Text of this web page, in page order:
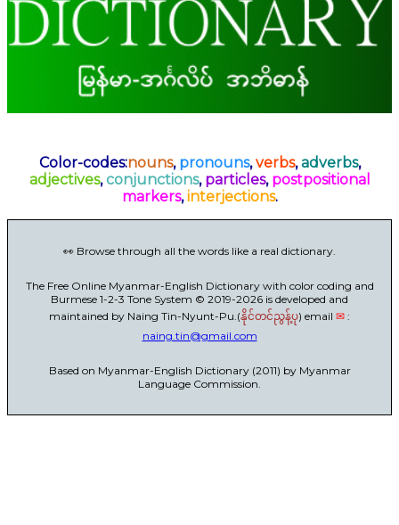
Color-codes:nouns, pronouns,verbs,adverbs,
adjectives,conjunctions, particles, postpositional
markers,interjections.
👀 Browse through all the words like a real dictionary.
The Free Online Myanmar-English Dictionary with color coding and
Burmese 1-2-3 Tone System © 2019-2026 is developed and
maintained by Naing Tin-Nyunt-Pu.(နိုင်တင်ညွန့်ပု) email ✉ :
naing.tin@gmail.com
Based on Myanmar-English Dictionary (2011) by Myanmar
Language Commission.